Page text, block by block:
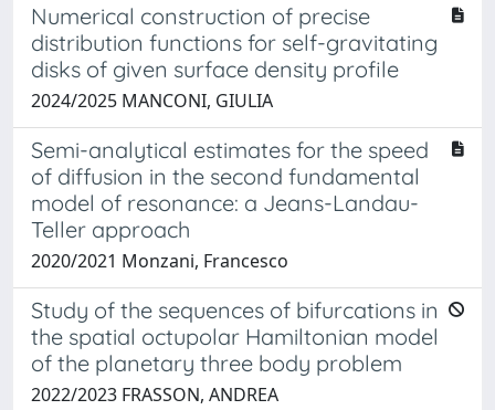
Numerical construction of precise
distribution functions for self-gravitating
disks of given surface density profile
2024/2025 MANCONI, GIULIA
Semi-analytical estimates for the speed
of diffusion in the second fundamental
model of resonance: a Jeans-Landau-
Teller approach
2020/2021 Monzani, Francesco
Study of the sequences of bifurcations in
the spatial octupolar Hamiltonian model
of the planetary three body problem
2022/2023 FRASSON, ANDREA